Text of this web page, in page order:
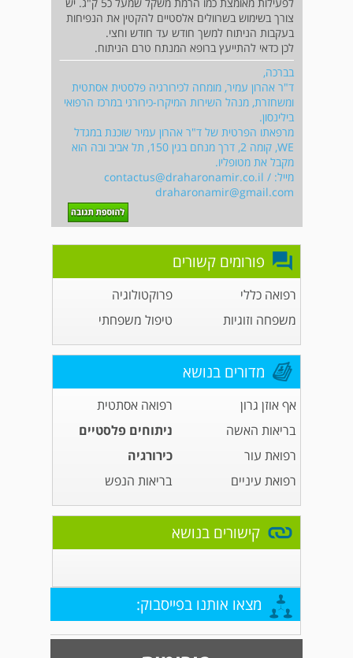
צורך בשימוש בשרוולים אלסטיים להקטין את הנפיחות
בעקבות הניתוח למשך חודש עד חודש וחצי.
לכן כדאי להתייעץ ברופא המנתח טרם הניתוח.
בברכה,
ד"ר אהרון עמיר, מומחה לכירורגיה פלסטית אסתטית
ומשחזרת, מנהל השירות המיקרו-כירורגי במרכז הרפואי
בילינסון.
מרפאתו הפרטית של ד"ר אהרון עמיר שוכנת במגדל
WE, קומה 2, דרך מנחם בגין 150, תל אביב ובה הוא
מקבל את מטופליו.
מייל:
contactus@draharonamir.co.il /
draharonamir@gmail.com
פורומים קשורים
רפואה כללי
פרוקטולוגיה
משפחה וזוגיות
טיפול משפחתי
מדורים בנושא
אף אוזן גרון
רפואה אסתטית
בריאות האשה
ניתוחים פלסטיים
רפואת עור
כירורגיה
רפואת עיניים
בריאות הנפש
קישורים בנושא
מצאו אותנו בפייסבוק: